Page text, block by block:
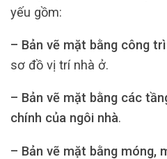
yếu gồm:
– Bản vẽ mặt bằng công
sơ đồ vị trí nhà ở.
– Bản vẽ mặt bằng các
chính của ngôi nhà.
– Bản vẽ mặt bằng móng,